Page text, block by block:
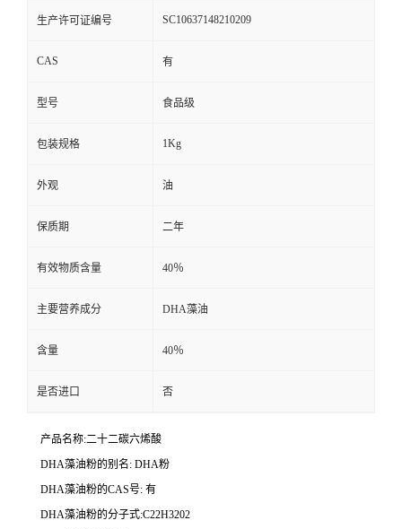
生产许可证编号 SC10637148210209
CAS 有
型号 食品级
包装规格 1Kg
外观 油
保质期 二年
有效物质含量 40％
主要营养成分 DHA藻油
含量 40％
是否进口 否
产品名称:二十二碳六烯酸
DHA藻油粉的别名: DHA粉
DHA藻油粉的CAS号: 有
DHA藻油粉的分子式:C22H3202